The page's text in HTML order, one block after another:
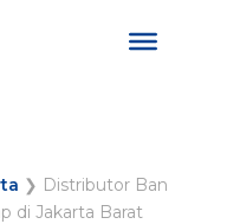
❯ Distributor Ban
di Jakarta Barat